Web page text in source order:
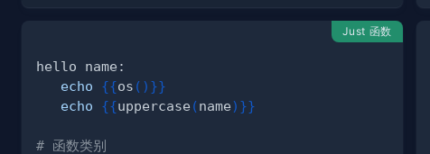
Just 函数
echo
{{os ( ) }}
echo
{{uppercase (name) }}
# 函数类别